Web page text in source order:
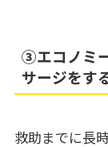
③エコノミ
サージをす
救助までに長